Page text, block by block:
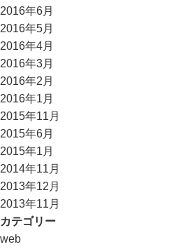
2016年6月
2016年5月
2016年4月
2016年3月
2016年2月
2016年1月
2015年11月
2015年6月
2015年1月
2014年11月
2013年12月
2013年11月
カテゴリー
web